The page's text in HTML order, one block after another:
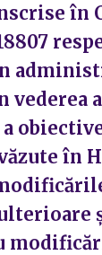
în
vederea
în